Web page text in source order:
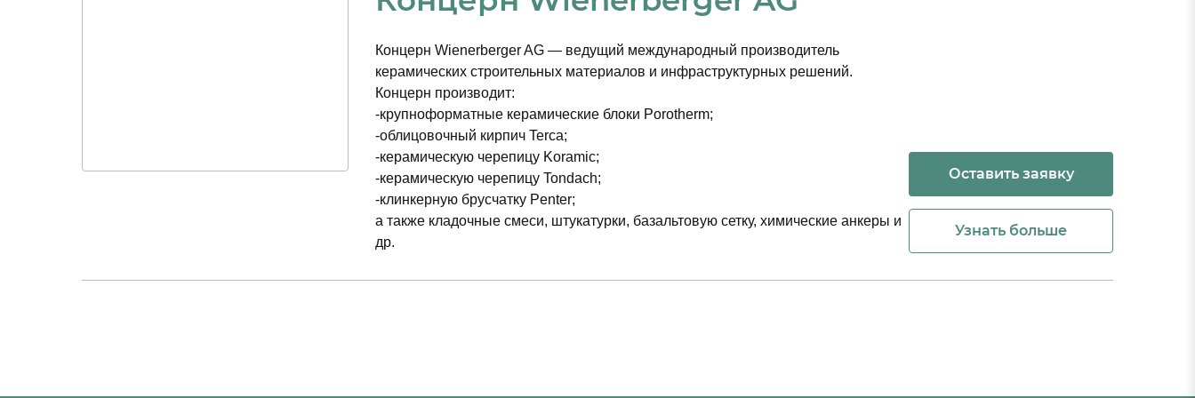
Концерн Wienerberger AG — ведущий международный производитель
керамических строительных материалов и инфраструктурных решений.
Концерн производит:
-крупноформатные керамические блоки Porotherm;
-облицовочный кирпич Terca;
-керамическую черепицу Koramic;
-керамическую черепицу Tondach;
-клинкерную брусчатку Penter;
а также кладочные смеси, штукатурки, базальтовую сетку, химические анкеры и
др.
Оставить заявку
Узнать больше
Данное согласие действует до достижения целей обработки персональных данных или в течение сроков хранения